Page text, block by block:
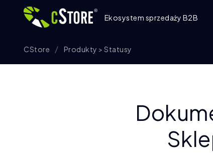
Ekosystem sprzedaży B2B
CStore Produkty > Statusy